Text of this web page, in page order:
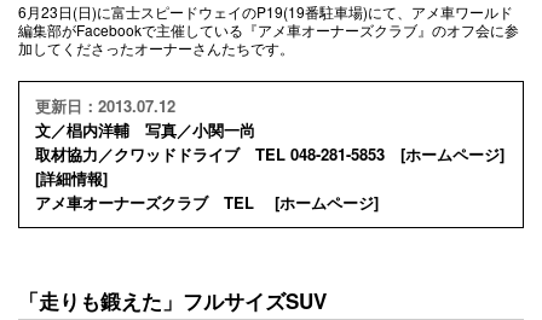
6月23日(日)に富士スピードウェイのP19(19番駐車場)にて、アメ車ワールド
編集部がFacebookで主催している『アメ車オーナーズクラブ』のオフ会に参
加してくださったオーナーさんたちです。
更新日：2013.07.12
文／椙内洋輔 写真／小関一尚
取材協力／クワッドドライブ TEL 048-281-5853 [ホームページ]
[詳細情報]
アメ車オーナーズクラブ TEL [ホームページ]
「走りも鍛えた」フルサイズSUV